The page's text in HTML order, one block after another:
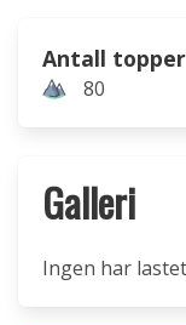
Antall topper
80
Galleri
Ingen har